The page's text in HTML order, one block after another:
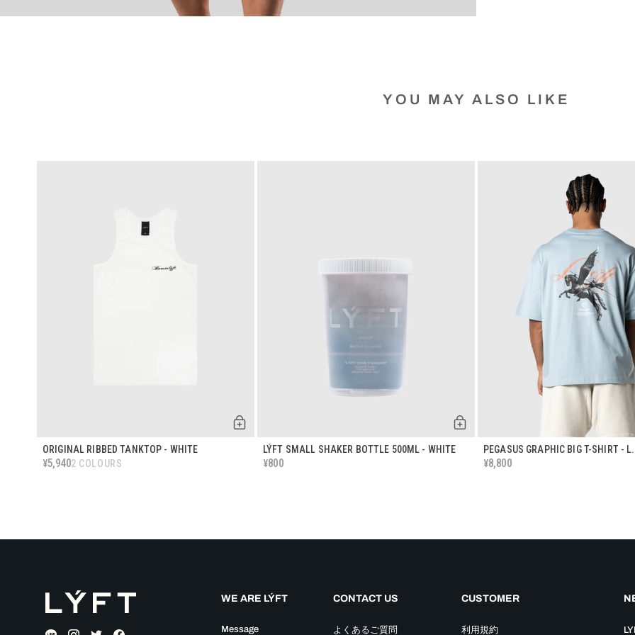
YOU MAY ALSO LIKE
ORIGINAL RIBBED TANKTOP - WHITE
¥5,9402 COLOURS
LÝFT SMALL SHAKER BOTTLE 500ML - WHITE
¥800
PEGASUS GRAPHIC BIG T-SHIRT -
¥8,800
WE ARE LÝFT
Message
CONTACT US
よくあるご質問
CUSTOMER
利用規約